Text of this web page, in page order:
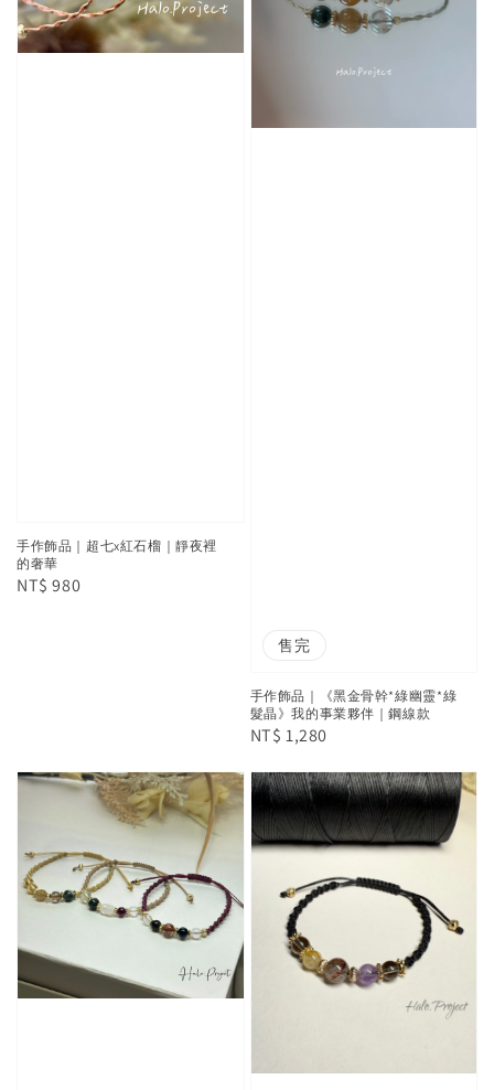
手作飾品｜超七x紅石榴｜靜夜裡
的奢華
Regular
NT$ 980
售完
手作飾品｜《黑金骨幹*綠幽靈*綠
髮晶》我的事業夥伴｜鋼線款
Regular
NT$ 1,280